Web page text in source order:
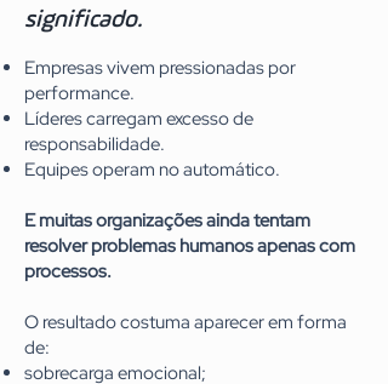
significado.
Empresas vivem pressionadas por
performance.
Líderes carregam excesso de
responsabilidade.
Equipes operam no automático.
E muitas organizações ainda tentam
resolver problemas humanos apenas com
processos.
O resultado costuma aparecer em forma
de:
sobrecarga emocional;